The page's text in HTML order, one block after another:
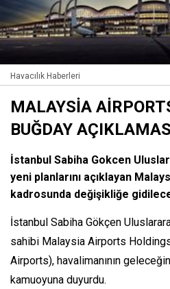
Havacılık Haberleri
MALAYSİA
BUĞDAY
İstanbul Sabiha Gokcen
yeni planlarını açıklayan
kadrosunda değişikliğe
İstanbul Sabiha Gökçen
sahibi Malaysia Airports
Airports), havalimanının
kamuoyuna duyurdu.